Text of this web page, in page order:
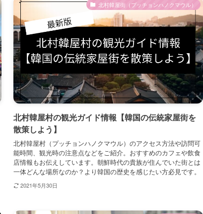
北村韓屋街（プッチョンハノクマウル）
北村韓屋村の観光ガイド情報【韓国の伝統家屋街を
散策しよう】
北村韓屋村（プッチョンハノクマウル）のアクセス方法や訪問可
能時間、観光時の注意点などをご紹介。おすすめのカフェや飲食
店情報もお伝えしています。朝鮮時代の貴族が住んでいた街とは
一体どんな場所なのか？より韓国の歴史を感じたい方必見です。
2021年5月30日